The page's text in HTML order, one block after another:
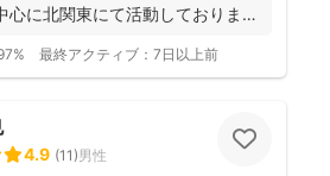
に北関東にて活動しておりま
最終アクティブ： 7日以上前
4.9 (11)男性